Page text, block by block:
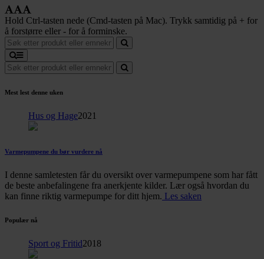
Hold Ctrl-tasten nede (Cmd-tasten på Mac). Trykk samtidig på + for
å forstørre eller - for å forminske.
Mest lest denne uken
Hus og Hage2021
Varmepumpene du bør vurdere nå
I denne samletesten får du oversikt over varmepumpene som har fått
de beste anbefalingene fra anerkjente kilder. Lær også hvordan du
kan finne riktig varmepumpe for ditt hjem. Les saken
Populær nå
Sport og Fritid2018